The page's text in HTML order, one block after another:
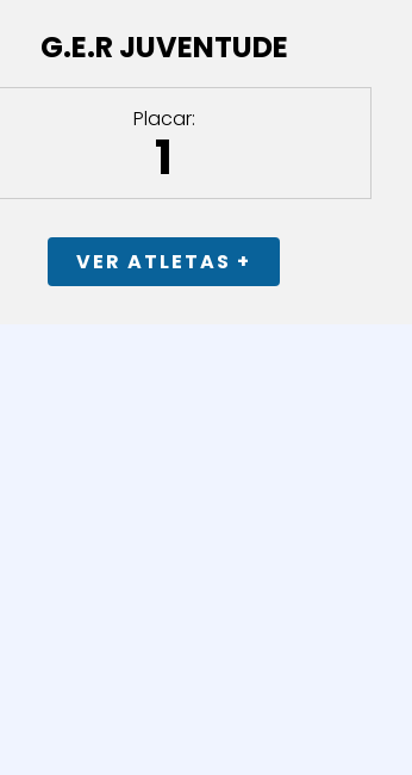
G.E.R JUVENTUDE
Placar:
1
VER ATLETAS +